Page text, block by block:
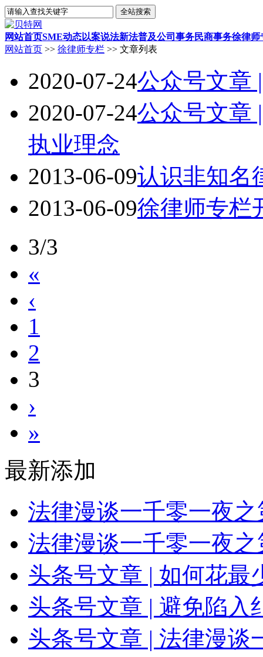
网站首页SME动态以案说法新法普及公司事务民商事务徐律师
网站首页 >> 徐律师专栏 >> 文章列表
2020-07-24公众号文章
2020-07-24公众号文章
执业理念
2013-06-09认识非知名
2013-06-09徐律师专栏
3/3
«
‹
1
2
3
›
»
最新添加
法律漫谈一千零一夜
法律漫谈一千零一夜
头条号文章 | 如何花最
头条号文章 | 避免陷入
头条号文章 | 法律漫谈